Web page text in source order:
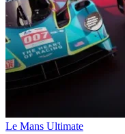
Le Mans Ultimate